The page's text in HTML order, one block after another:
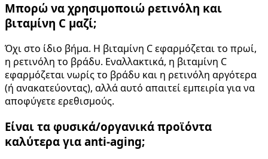
Μπορώ να χρησιμοποιώ ρετινόλη και
βιταμίνη C μαζί;
Όχι στο ίδιο βήμα. Η βιταμίνη C εφαρμόζεται το πρωί,
η ρετινόλη το βράδυ. Εναλλακτικά, η βιταμίνη C
εφαρμόζεται νωρίς το βράδυ και η ρετινόλη αργότερα
(ή ανακατεύοντας), αλλά αυτό απαιτεί εμπειρία για να
αποφύγετε ερεθισμούς.
Είναι τα φυσικά/οργανικά προϊόντα
καλύτερα για anti-aging;